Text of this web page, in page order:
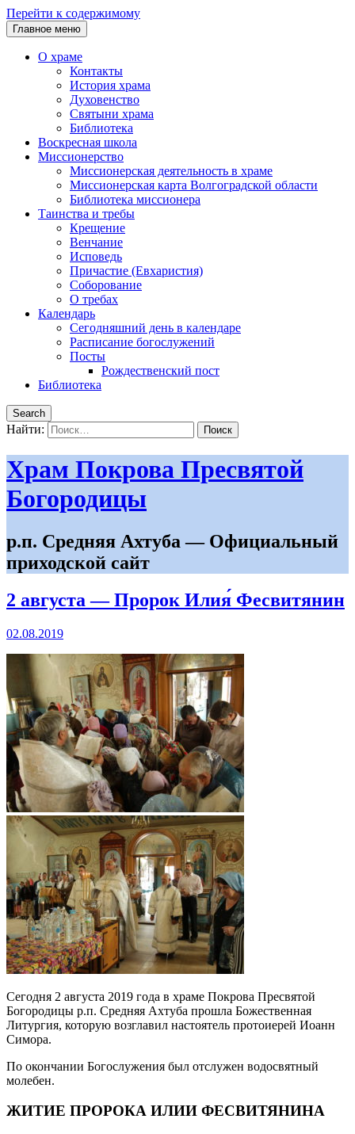
Перейти к содержимому
Главное меню
О храме
Контакты
История храма
Духовенство
Святыни храма
Библиотека
Воскресная школа
Миссионерство
Миссионерская деятельность в храме
Миссионерская карта Волгоградской области
Библиотека миссионера
Таинства и требы
Крещение
Венчание
Исповедь
Причастие (Евхаристия)
Соборование
О требах
Календарь
Сегодняшний день в календаре
Расписание богослужений
Посты
Рождественский пост
Библиотека
Search
Найти:
Храм Покрова Пресвятой
Богородицы
р.п. Средняя Ахтуба — Официальный
приходской сайт
2 августа — Пророк Илия́ Фесвитянин
02.08.2019
Сегодня 2 августа 2019 года в храме Покрова Пресвятой
Богородицы р.п. Средняя Ахтуба прошла Божественная
Литургия, которую возглавил настоятель протоиерей Иоанн
Симора.
По окончании Богослужения был отслужен водосвятный
молебен.
ЖИТИЕ ПРОРОКА ИЛИИ ФЕСВИТЯНИНА